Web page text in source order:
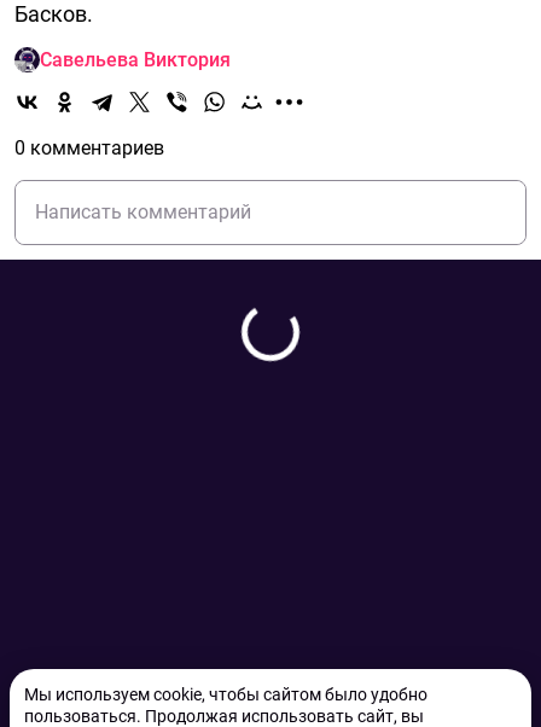
Мы используем cookie, чтобы сайтом было удобно
пользоваться. Продолжая использовать сайт, вы
Басков.
Савельева Виктория
0 комментариев